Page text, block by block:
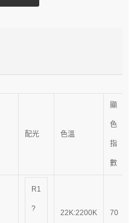
配光 色溫
顯
色
指
數
R1
? 22K:2200K 70